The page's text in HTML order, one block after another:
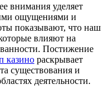
внимания уделяет
ощущениями и
показывают, что наш
влияют на
Постижение
казино раскрывает
существования и
деятельности.